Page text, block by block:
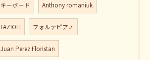
キーボード Anthony romaniuk
FAZIOLI フォルテピアノ
Juan Perez Floristan